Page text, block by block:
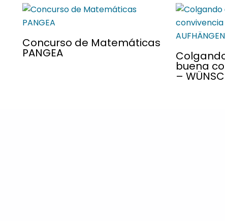
Concurso de Matemáticas
PANGEA
buena
–